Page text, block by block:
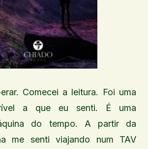
Comecei a leitura. Foi uma
a que eu senti. É uma
do tempo. A partir da
me senti viajando num TAV